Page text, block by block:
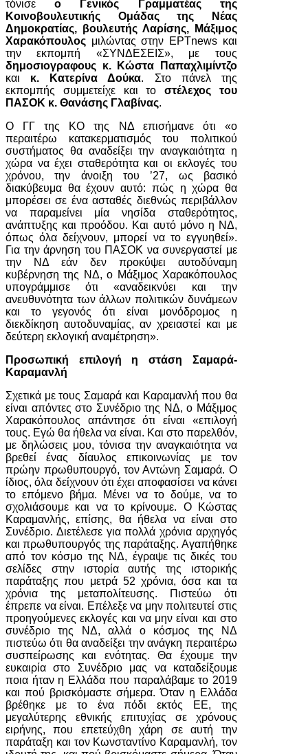
τόνισεο Γενικός Γραμματέας της
Κοινοβουλευτικής Ομάδας της Νέας
Δημοκρατίας, βουλευτής Λαρίσης, Μάξιμος
Χαρακόπουλος μιλώντας στην ΕΡΤnews και
την εκπομπή «ΣΥΝΔΕΣΕΙΣ», με τους
δημοσιογραφους κ. Κώστα Παπαχλιμίντζο
και κ. Κατερίνα Δούκα. Στο πάνελ της
εκπομπής συμμετείχε και τοστέλεχος του
ΠΑΣΟΚ κ. Θανάσης Γλαβίνας.
Ο ΓΓ της ΚΟ της ΝΔ επισήμανε ότι «ο
περαιτέρω κατακερματισμός του πολιτικού
συστήματος θα αναδείξει την αναγκαιότητα η
χώρα να έχει σταθερότητα και οι εκλογές του
χρόνου, την άνοιξη του ’27, ως βασικό
διακύβευμα θα έχουν αυτό: πώς η χώρα θα
μπορέσει σε ένα ασταθές διεθνώς περιβάλλον
να παραμείνει μία νησίδα σταθερότητος,
ανάπτυξης και προόδου. Και αυτό μόνο η ΝΔ,
όπως όλα δείχνουν, μπορεί να το εγγυηθεί».
Για την άρνηση του ΠΑΣΟΚ να συνεργαστεί με
την ΝΔ εάν δεν προκύψει αυτοδύναμη
κυβέρνηση της ΝΔ, ο Μάξιμος Χαρακόπουλος
υπογράμμισε ότι «αναδεικνύει και την
ανευθυνότητα των άλλων πολιτικών δυνάμεων
και το γεγονός ότι είναι μονόδρομος η
διεκδίκηση αυτοδυναμίας, αν χρειαστεί και με
δεύτερη εκλογική αναμέτρηση».
Προσωπική επιλογή η στάση Σαμαρά-
Καραμανλή
Σχετικά με τους Σαμαρά και Καραμανλή που θα
είναι απόντες στο Συνέδριο της ΝΔ, ο Μάξιμος
Χαρακόπουλος απάντησε ότι είναι «επιλογή
τους. Εγώ θα ήθελα να είναι. Και στο παρελθόν,
με δηλώσεις μου, τόνισα την αναγκαιότητα να
βρεθεί ένας δίαυλος επικοινωνίας με τον
πρώην πρωθυπουργό, τον Αντώνη Σαμαρά. Ο
ίδιος, όλα δείχνουν ότι έχει αποφασίσει να κάνει
το επόμενο βήμα. Μένει να το δούμε, να το
σχολιάσουμε και να το κρίνουμε. Ο Κώστας
Καραμανλής, επίσης, θα ήθελα να είναι στο
Συνέδριο. Διετέλεσε για πολλά χρόνια αρχηγός
και πρωθυπουργός της παράταξης. Αγαπήθηκε
από τον κόσμο της ΝΔ, έγραψε τις δικές του
σελίδες στην ιστορία αυτής της ιστορικής
παράταξης που μετρά 52 χρόνια, όσα και τα
χρόνια της μεταπολίτευσης. Πιστεύω ότι
έπρεπε να είναι. Επέλεξε να μην πολιτευτεί στις
προηγούμενες εκλογές και να μην είναι και στο
συνέδριο της ΝΔ, αλλά ο κόσμος της ΝΔ
πιστεύω ότι θα αναδείξει την ανάγκη περαιτέρω
συσπείρωσης και ενότητας. Θα έχουμε την
ευκαιρία στο Συνέδριο μας να καταδείξουμε
ποια ήταν η Ελλάδα που παραλάβαμε το 2019
και πού βρισκόμαστε σήμερα. Όταν η Ελλάδα
βρέθηκε με το ένα πόδι εκτός ΕΕ, της
μεγαλύτερης εθνικής επιτυχίας σε χρόνους
ειρήνης, που επετεύχθη χάρη σε αυτή την
παράταξη και τον Κωνσταντίνο Καραμανλή, τον